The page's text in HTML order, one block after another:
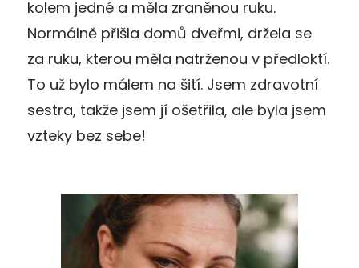
kolem jedné a měla zraněnou ruku.
Normálně přišla domů dveřmi, držela se
za ruku, kterou měla natrženou v předloktí.
To už bylo málem na šití. Jsem zdravotní
sestra, takže jsem jí ošetřila, ale byla jsem
vzteky bez sebe!